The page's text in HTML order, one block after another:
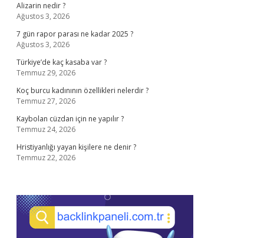
Alizarin nedir ?
Ağustos 3, 2026
7 gün rapor parası ne kadar 2025 ?
Ağustos 3, 2026
Türkiye’de kaç kasaba var ?
Temmuz 29, 2026
Koç burcu kadınının özellikleri nelerdir ?
Temmuz 27, 2026
Kaybolan cüzdan için ne yapılır ?
Temmuz 24, 2026
Hristiyanlığı yayan kişilere ne denir ?
Temmuz 22, 2026